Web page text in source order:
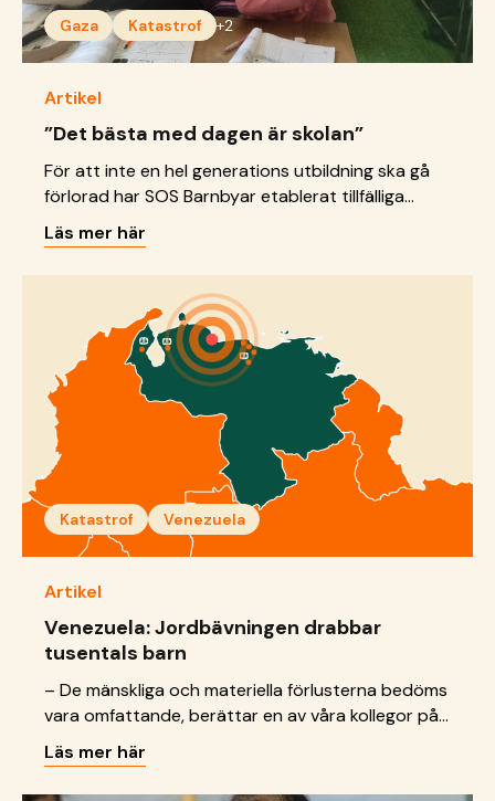
Gaza Katastrof +2
Artikel
”Det bästa med dagen är skolan”
För att inte en hel generations utbildning ska gå
förlorad har SOS Barnbyar etablerat tillfälliga
klassrum i tältlägret i Khan Younis.
Läs mer här
Katastrof Venezuela
Artikel
Venezuela: Jordbävningen drabbar
tusentals barn
– De mänskliga och materiella förlusterna bedöms
vara omfattande, berättar en av våra kollegor på
SOS Barnbyar i Venezuela.
Läs mer här